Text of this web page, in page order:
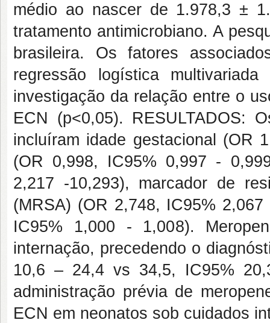
médio ao nascer de 1.978,3 ±
tratamento antimicrobiano. A
brasileira. Os fatores
regressão logística
investigação da relação entre o
ECN (p<0,05). RESULTADOS:
incluíram idade gestacional (OR
(OR 0,998, IC95% 0,997 -
2,217 -10,293), marcador de
(MRSA) (OR 2,748, IC95%
IC95% 1,000 - 1,008).
internação, precedendo o
10,6 – 24,4 vs 34,5, IC95%
administração prévia de
ECN em neonatos sob cuidados